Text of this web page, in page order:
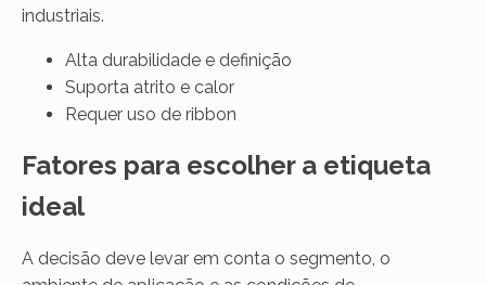
industriais.
Alta durabilidade e definição
Suporta atrito e calor
Requer uso de ribbon
Fatores para escolher a etiqueta
ideal
A decisão deve levar em conta o segmento, o